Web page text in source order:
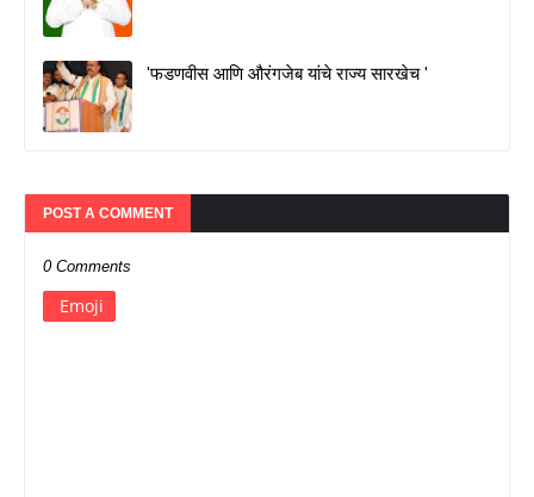
'फडणवीस आणि औरंगजेब यांचे राज्य सारखेच '
POST A COMMENT
0 Comments
Emoji